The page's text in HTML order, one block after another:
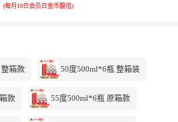
(每月19日会员日金币翻倍)
箱款 50度500ml*6瓶 整箱装
款 55度500ml*6瓶 原箱款